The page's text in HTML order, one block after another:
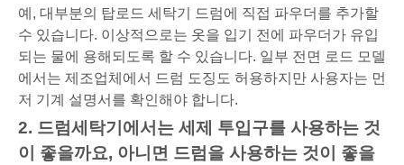
예, 대부분의 탑로드 세탁기 드럼에 직접 파우더를 추가할
수 있습니다. 이상적으로는 옷을 입기 전에 파우더가 유입
되는 물에 용해되도록 할 수 있습니다. 일부 전면 로드 모델
에서는 제조업체에서 드럼 도징도 허용하지만 사용자는 먼
저 기계 설명서를 확인해야 합니다.
2. 드럼세탁기에서는 세제 투입구를 사용하는 것
이 좋을까요, 아니면 드럼을 사용하는 것이 좋을